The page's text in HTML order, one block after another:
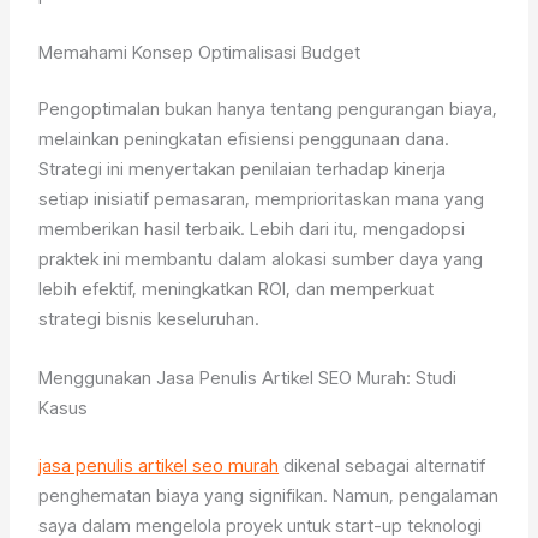
Memahami Konsep Optimalisasi Budget
Pengoptimalan bukan hanya tentang pengurangan biaya,
melainkan peningkatan efisiensi penggunaan dana.
Strategi ini menyertakan penilaian terhadap kinerja
setiap inisiatif pemasaran, memprioritaskan mana yang
memberikan hasil terbaik. Lebih dari itu, mengadopsi
praktek ini membantu dalam alokasi sumber daya yang
lebih efektif, meningkatkan ROI, dan memperkuat
strategi bisnis keseluruhan.
Menggunakan Jasa Penulis Artikel SEO Murah: Studi
Kasus
jasa penulis artikel seo murah dikenal sebagai alternatif
penghematan biaya yang signifikan. Namun, pengalaman
saya dalam mengelola proyek untuk start-up teknologi